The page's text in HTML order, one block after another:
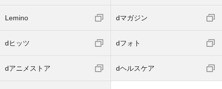
Lemino dマガジン
dヒッツ dフォト
dアニメストア dヘルスケア